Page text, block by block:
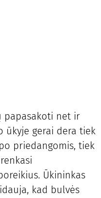
papasakoti net ir
ūkyje gerai dera tiek
priedangomis, tiek
Ūkininkas
kad bulvės